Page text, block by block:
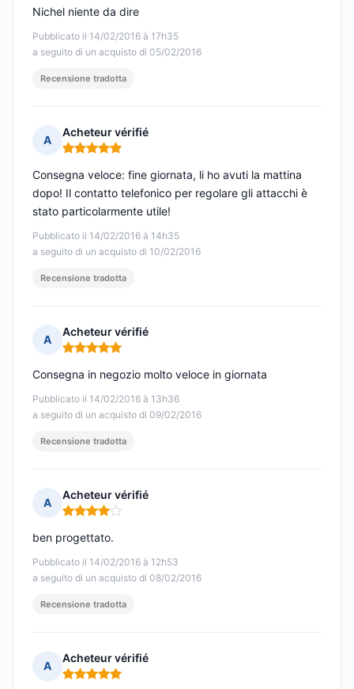
Pubblicato il 14/02/2016 à 17h35
a seguito di un acquisto di 05/02/2016
Nichel niente da dire
Recensione tradotta
A
Acheteur vérifié
Nota: 5 su 5
Pubblicato il 14/02/2016 à 14h35
a seguito di un acquisto di 10/02/2016
Consegna veloce: fine giornata, li ho avuti la mattina
dopo! Il contatto telefonico per regolare gli attacchi è
stato particolarmente utile!
Recensione tradotta
A
Acheteur vérifié
Nota: 5 su 5
Pubblicato il 14/02/2016 à 13h36
a seguito di un acquisto di 09/02/2016
Consegna in negozio molto veloce in giornata
Recensione tradotta
A
Acheteur vérifié
Nota: 4 su 5
Pubblicato il 14/02/2016 à 12h53
a seguito di un acquisto di 08/02/2016
ben progettato.
Recensione tradotta
A
Acheteur vérifié
Nota: 5 su 5